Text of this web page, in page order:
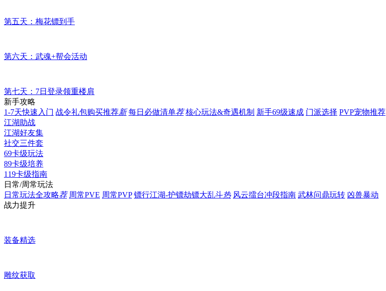
第五天：梅花镖到手
第六天：武魂+帮会活动
第七天：7日登录领重楼肩
新手攻略
1-7天快速入门 战令礼包购买推荐新 每日必做清单荐 核心玩法&奇遇机制 新手69级速成 门派选择 PVP宠物推荐
江湖助战
江湖好友集
社交三件套
69卡级玩法
89卡级培养
119卡级指南
日常/周常玩法
日常玩法全攻略荐 周常PVE 周常PVP 镖行江湖-护镖劫镖大乱斗热 风云擂台冲段指南 武林问鼎玩转 凶兽暴动
战力提升
装备精选
雕纹获取